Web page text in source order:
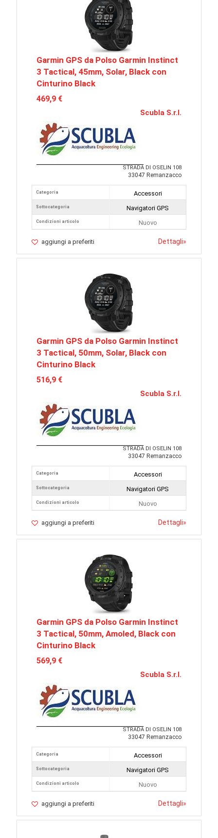
Garmin GPS da Polso Garmin Instinct
3 Tactical, 45mm, Solar, Black con
Cinturino Black
469,9 €
Scubla S.r.l.
STRADA DI OSELIN 108
33047 Remanzacco
Categoria
Sottocategoria
Condizioni articolo
Accessori
Navigatori GPS
Nuovo
aggiungi a preferiti Dettagli»
Garmin GPS da Polso Garmin Instinct
3 Tactical, 50mm, Solar, Black con
Cinturino Black
516,9 €
Scubla S.r.l.
STRADA DI OSELIN 108
33047 Remanzacco
Categoria
Sottocategoria
Condizioni articolo
Accessori
Navigatori GPS
Nuovo
aggiungi a preferiti Dettagli»
Garmin GPS da Polso Garmin Instinct
3 Tactical, 50mm, Amoled, Black con
Cinturino Black
569,9 €
Scubla S.r.l.
STRADA DI OSELIN 108
33047 Remanzacco
Categoria
Sottocategoria
Condizioni articolo
Accessori
Navigatori GPS
Nuovo
aggiungi a preferiti Dettagli»